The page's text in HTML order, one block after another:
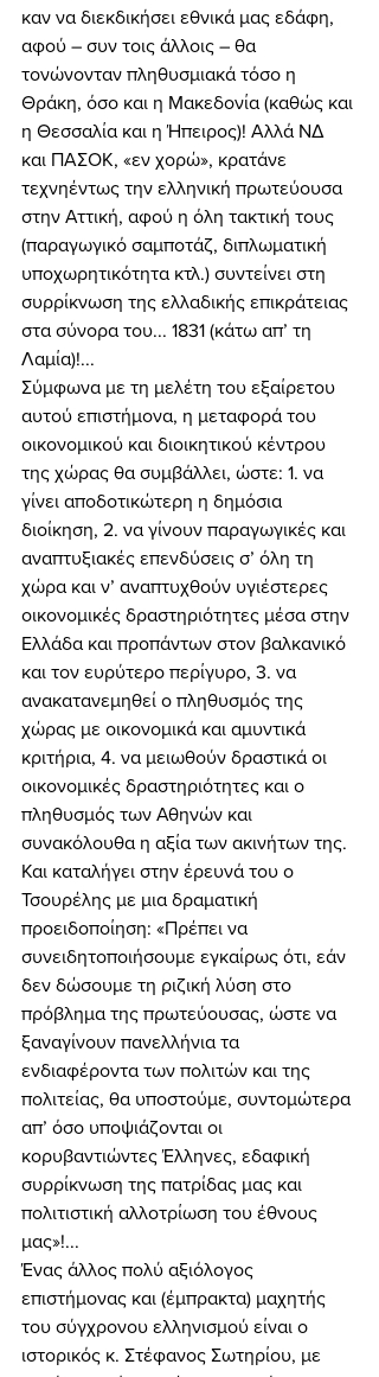
καν να διεκδικήσει εθνικά μας εδάφη,
αφού – συν τοις άλλοις – θα
τονώνονταν πληθυσμιακά τόσο η
Θράκη, όσο και η Μακεδονία (καθώς και
η Θεσσαλία και η Ήπειρος)! Αλλά ΝΔ
και ΠΑΣΟΚ, «εν χορώ», κρατάνε
τεχνηέντως την ελληνική πρωτεύουσα
στην Αττική, αφού η όλη τακτική τους
(παραγωγικό σαμποτάζ, διπλωματική
υποχωρητικότητα κτλ.) συντείνει στη
συρρίκνωση της ελλαδικής επικράτειας
στα σύνορα του... 1831 (κάτω απ’ τη
Λαμία)!...
Σύμφωνα με τη μελέτη του εξαίρετου
αυτού επιστήμονα, η μεταφορά του
οικονομικού και διοικητικού κέντρου
της χώρας θα συμβάλλει, ώστε: 1. να
γίνει αποδοτικώτερη η δημόσια
διοίκηση, 2. να γίνουν παραγωγικές και
αναπτυξιακές επενδύσεις σ’ όλη τη
χώρα και ν’ αναπτυχθούν υγιέστερες
οικονομικές δραστηριότητες μέσα στην
Ελλάδα και προπάντων στον βαλκανικό
και τον ευρύτερο περίγυρο, 3. να
ανακατανεμηθεί ο πληθυσμός της
χώρας με οικονομικά και αμυντικά
κριτήρια, 4. να μειωθούν δραστικά οι
οικονομικές δραστηριότητες και ο
πληθυσμός των Αθηνών και
συνακόλουθα η αξία των ακινήτων της.
Και καταλήγει στην έρευνά του ο
Τσουρέλης με μια δραματική
προειδοποίηση: «Πρέπει να
συνειδητοποιήσουμε εγκαίρως ότι, εάν
δεν δώσουμε τη ριζική λύση στο
πρόβλημα της πρωτεύουσας, ώστε να
ξαναγίνουν πανελλήνια τα
ενδιαφέροντα των πολιτών και της
πολιτείας, θα υποστούμε, συντομώτερα
απ’ όσο υποψιάζονται οι
κορυβαντιώντες Έλληνες, εδαφική
συρρίκνωση της πατρίδας μας και
πολιτιστική αλλοτρίωση του έθνους
μας»!...
Ένας άλλος πολύ αξιόλογος
επιστήμονας και (έμπρακτα) μαχητής
του σύγχρονου ελληνισμού είναι ο
ιστορικός κ. Στέφανος Σωτηρίου, με